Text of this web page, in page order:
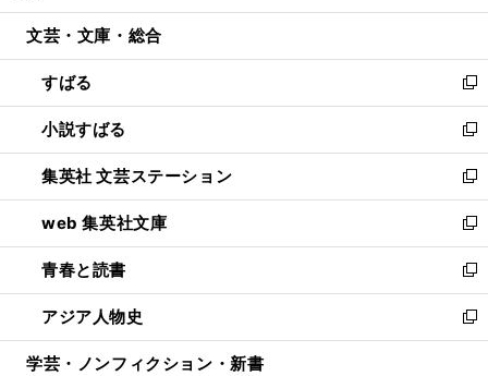
開
ウ
開
く
ン
ウ
で
開
く
ウ
ン
ド
ウ
で
開
く
文芸・文庫・総合
すばる
新
し
い
ウ
ィ
ン
ド
ウ
で
開
く
小説すばる
新
し
い
ウ
ィ
ン
ド
ウ
で
開
集英社 文芸ステーション
新
し
い
ウ
ィ
ン
ド
ウ
web 集英社文庫
新
し
い
ウ
ィ
ン
青春と読書
新
し
い
ウ
アジア人物史
新
し
学芸・ノンフィクション・新書